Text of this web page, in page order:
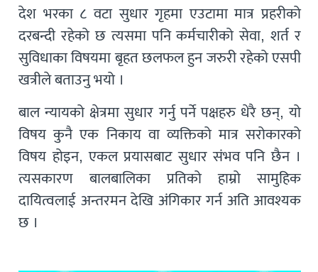
देश भरका ८ वटा सुधार गृहमा एउटामा मात्र प्रहरीको
दरबन्दी रहेको छ त्यसमा पनि कर्मचारीको सेवा, शर्त र
सुविधाका विषयमा बृहत छलफल हुन जरुरी रहेको एसपी
खत्रीले बताउनु भयो ।
बाल न्यायको क्षेत्रमा सुधार गर्नु पर्ने पक्षहरु धेरै छन्, यो
विषय कुनै एक निकाय वा व्यक्तिको मात्र सरोकारको
विषय होइन, एकल प्रयासबाट सुधार संभव पनि छैन ।
त्यसकारण बालबालिका प्रतिको हाम्रो सामुहिक
दायित्वलाई अन्तरमन देखि अंगिकार गर्न अति आवश्यक
छ ।